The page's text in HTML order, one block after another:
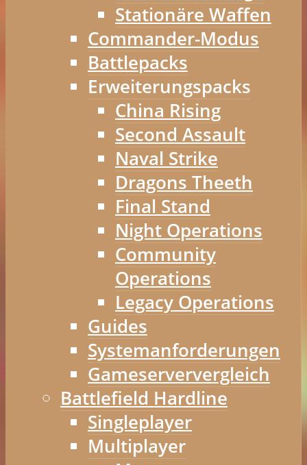
Stationäre Waffen
Commander-Modus
Battlepacks
Erweiterungspacks
China Rising
Second Assault
Naval Strike
Dragons Theeth
Final Stand
Night Operations
Community
Operations
Legacy Operations
Guides
Systemanforderungen
Gameserververgleich
Battlefield Hardline
Singleplayer
Multiplayer